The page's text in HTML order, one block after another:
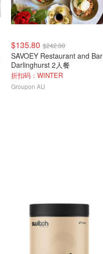
$135.80 $242.00
SAVOEY Restaurant and Bar
Darlinghurst 2人餐
折扣码：WINTER
Groupon AU